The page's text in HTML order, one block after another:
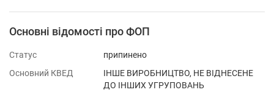
Основні відомості про ФОП
Статус
припинено
Основний КВЕД
IНШЕ ВИРОБНИЦТВО, НЕ ВIДНЕСЕНЕ
ДО IНШИХ УГРУПОВАНЬ